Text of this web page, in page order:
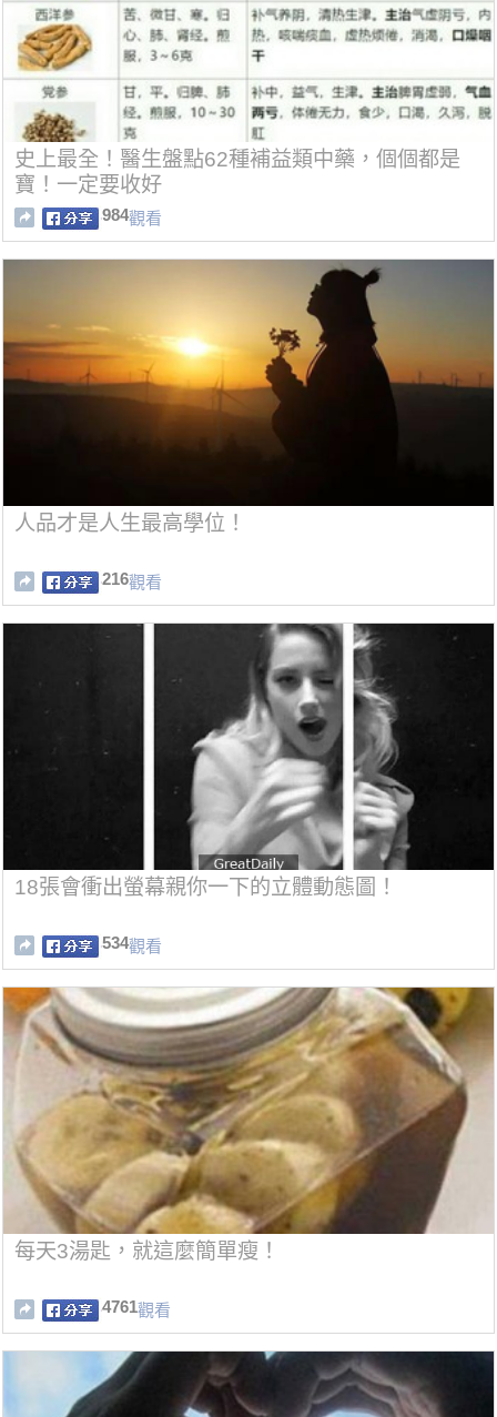
史上最全！醫生盤點62種補益類中藥，個個都是
寶！一定要收好
984觀看
人品才是人生最高學位！
216觀看
18張會衝出螢幕親你一下的立體動態圖！
534觀看
每天3湯匙，就這麼簡單瘦！
4761觀看